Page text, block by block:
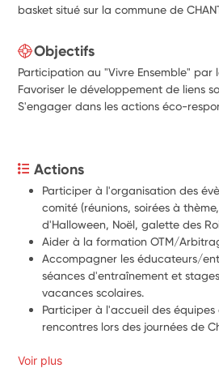
basket situé sur la commune de
Objectifs
Participation au "Vivre Ensemble"
Favoriser le développement de liens
S'engager dans les actions éco-
Actions
Participer à l'organisation des
comité (réunions, soirées à
d'Halloween, Noël, galette des
Accompagner les éducateurs/
séances d'entraînement et
Participer à l'accueil des équipes
rencontres lors des journées de
Voir plus